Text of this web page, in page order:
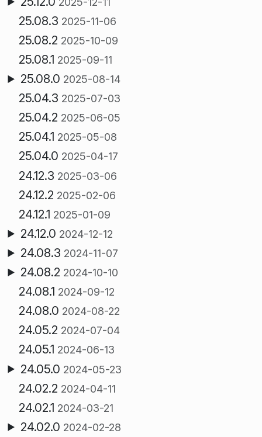
25.08.3 2025-11-06
25.08.2 2025-10-09
25.08.1 2025-09-11
25.08.0 2025-08-14
25.04.3 2025-07-03
25.04.2 2025-06-05
25.04.1 2025-05-08
25.04.0 2025-04-17
24.12.3 2025-03-06
24.12.2 2025-02-06
24.12.1 2025-01-09
24.12.0 2024-12-12
24.08.3 2024-11-07
24.08.2 2024-10-10
24.08.1 2024-09-12
24.08.0 2024-08-22
24.05.2 2024-07-04
24.05.1 2024-06-13
24.05.0 2024-05-23
24.02.2 2024-04-11
24.02.1 2024-03-21
24.02.0 2024-02-28